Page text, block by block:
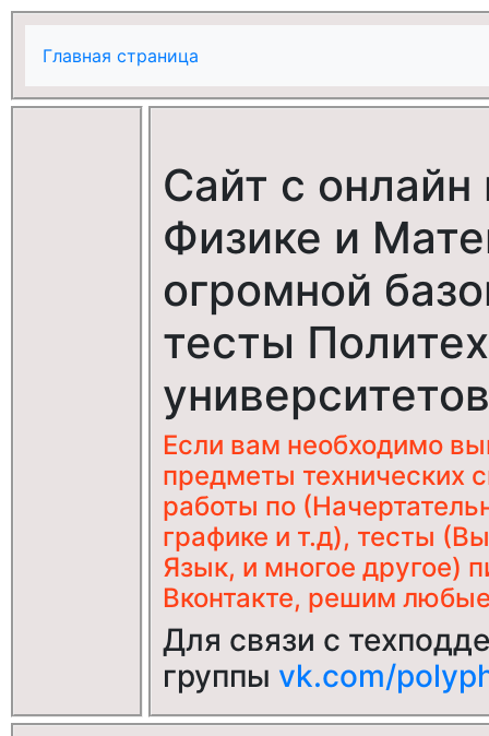
Главная страница
Сайт с онлайн
Физике и
огромной
тесты
Если вам необходимо
предметы технических
работы по
графике и т.д), тесты
Язык, и многое другое)
Вконтакте, решим
Для связи с
группы vk.com/